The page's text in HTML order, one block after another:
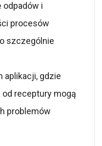
odpadów i
procesów
szczególnie
aplikacji, gdzie
receptury mogą
problemów